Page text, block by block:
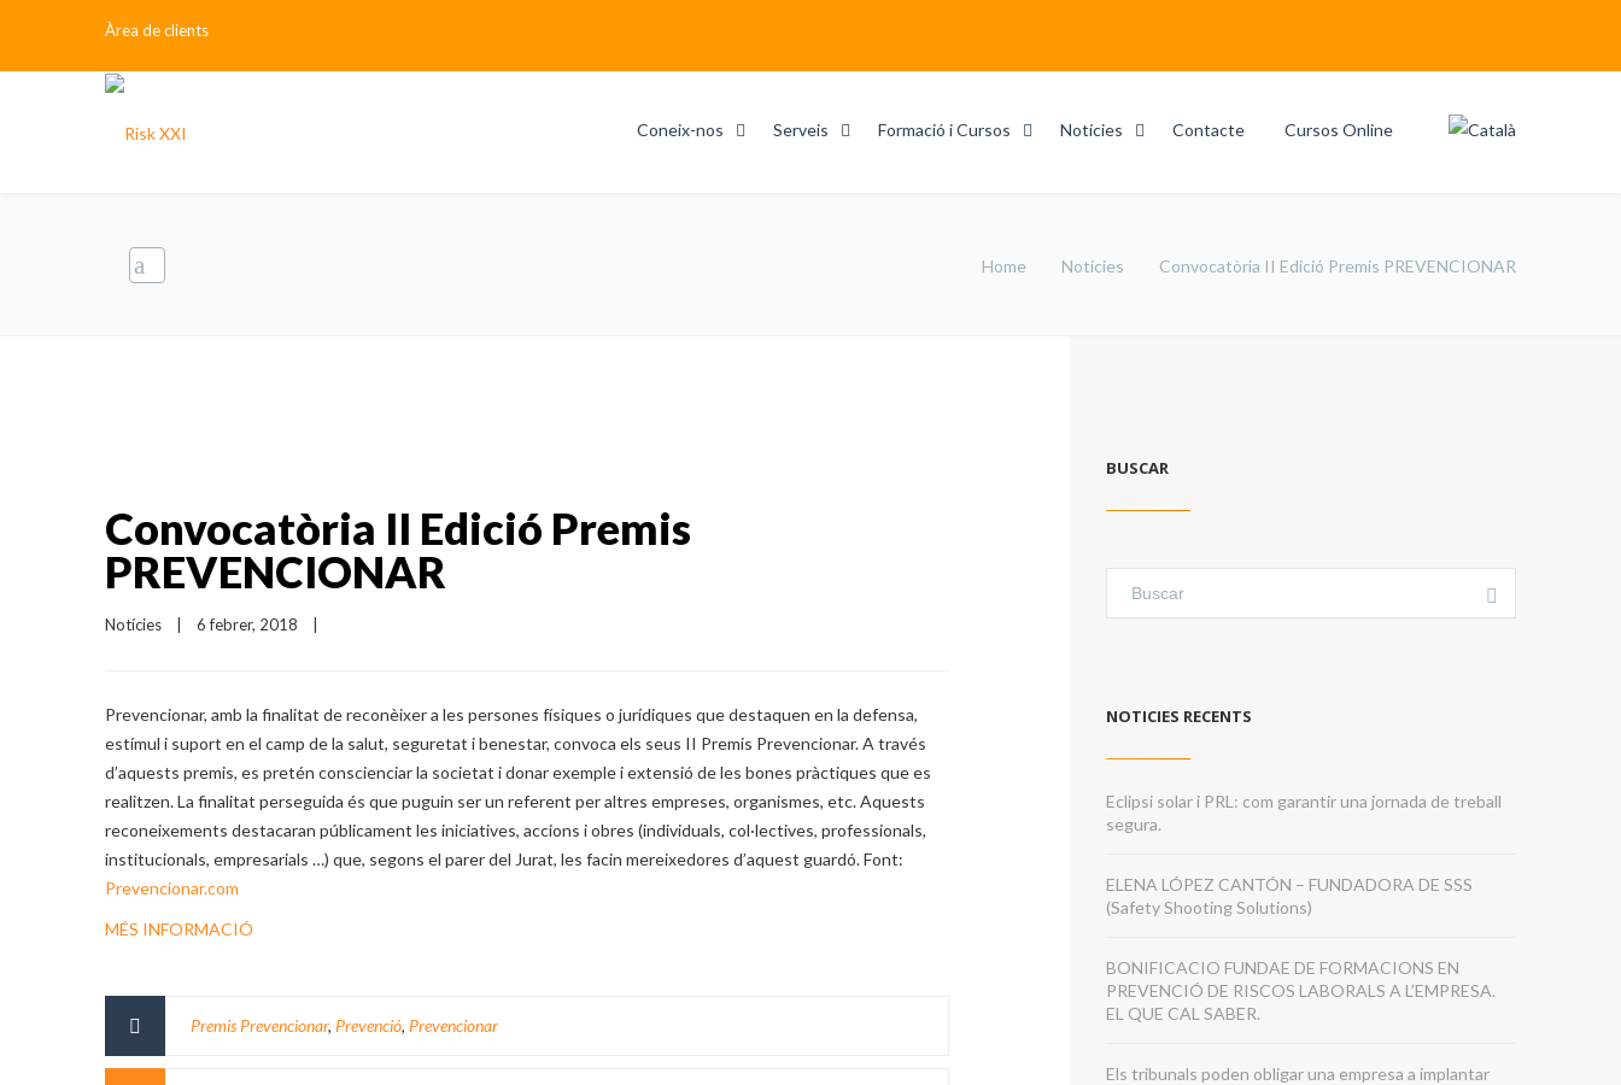
Àrea de clients
Coneix-nos Serveis Formació i Cursos Notícies Contacte Cursos Online
Home Notícies Convocatòria II Edició Premis PREVENCIONAR
Convocatòria II Edició Premis
PREVENCIONAR
Notícies 6 febrer, 2018
Prevencionar, amb la finalitat de reconèixer a les persones físiques o jurídiques que destaquen en la defensa,
estímul i suport en el camp de la salut, seguretat i benestar, convoca els seus II Premis Prevencionar. A través
d’aquests premis, es pretén conscienciar la societat i donar exemple i extensió de les bones pràctiques que es
realitzen. La finalitat perseguida és que puguin ser un referent per altres empreses, organismes, etc. Aquests
reconeixements destacaran públicament les iniciatives, accions i obres (individuals, col·lectives, professionals,
institucionals, empresarials …) que, segons el parer del Jurat, les facin mereixedores d’aquest guardó. Font:
Prevencionar.com
MÉS INFORMACIÓ
Premis Prevencionar, Prevenció, Prevencionar
BUSCAR
NOTICIES RECENTS
Eclipsi solar i PRL: com garantir una jornada de treball
segura.
ELENA LÓPEZ CANTÓN – FUNDADORA DE SSS
(Safety Shooting Solutions)
BONIFICACIO FUNDAE DE FORMACIONS EN
PREVENCIÓ DE RISCOS LABORALS A L’EMPRESA.
EL QUE CAL SABER.
Els tribunals poden obligar una empresa a implantar